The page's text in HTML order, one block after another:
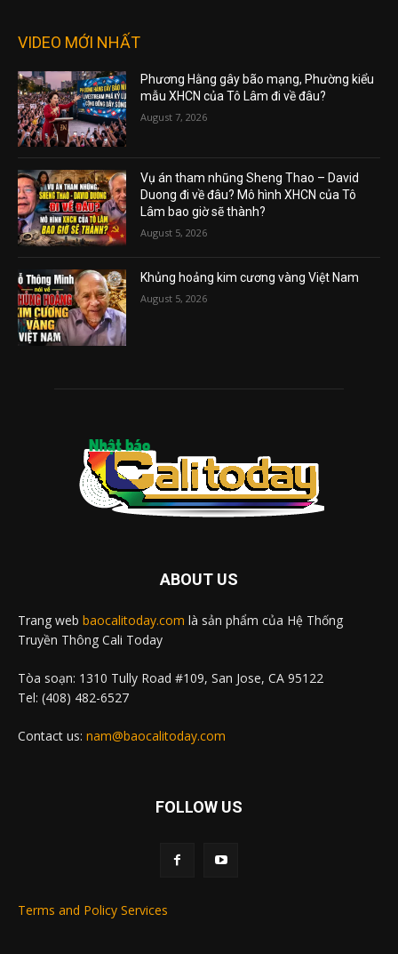
VIDEO MỚI NHẤT
Phương Hằng gây bão mạng, Phường kiểu
mẫu XHCN của Tô Lâm đi về đâu?
August 7, 2026
Vụ án tham nhũng Sheng Thao – David
Duong đi về đâu? Mô hình XHCN của Tô
Lâm bao giờ sẽ thành?
August 5, 2026
Khủng hoảng kim cương vàng Việt Nam
August 5, 2026
ABOUT US
Trang web baocalitoday.com là sản phẩm của Hệ Thống
Truyền Thông Cali Today
Tòa soạn: 1310 Tully Road #109, San Jose, CA 95122
Tel: (408) 482-6527
Contact us: nam@baocalitoday.com
FOLLOW US
Terms and Policy Services